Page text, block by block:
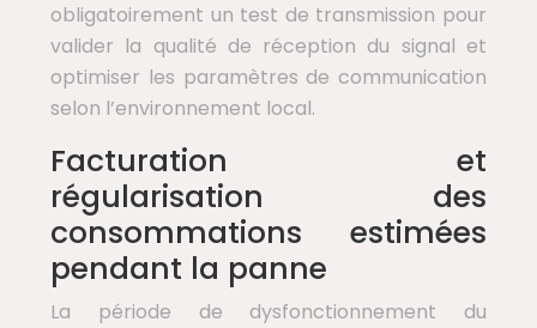
obligatoirement un test de transmission pour
valider la qualité de réception du signal et
optimiser les paramètres de communication
selon l’environnement local.
Facturation et
régularisation des
consommations estimées
pendant la panne
La période de dysfonctionnement du